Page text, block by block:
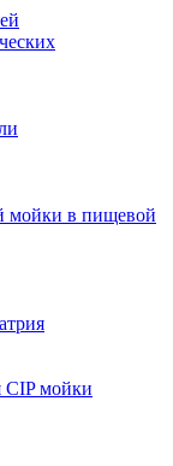
мойки в пищевой
CIP мойки